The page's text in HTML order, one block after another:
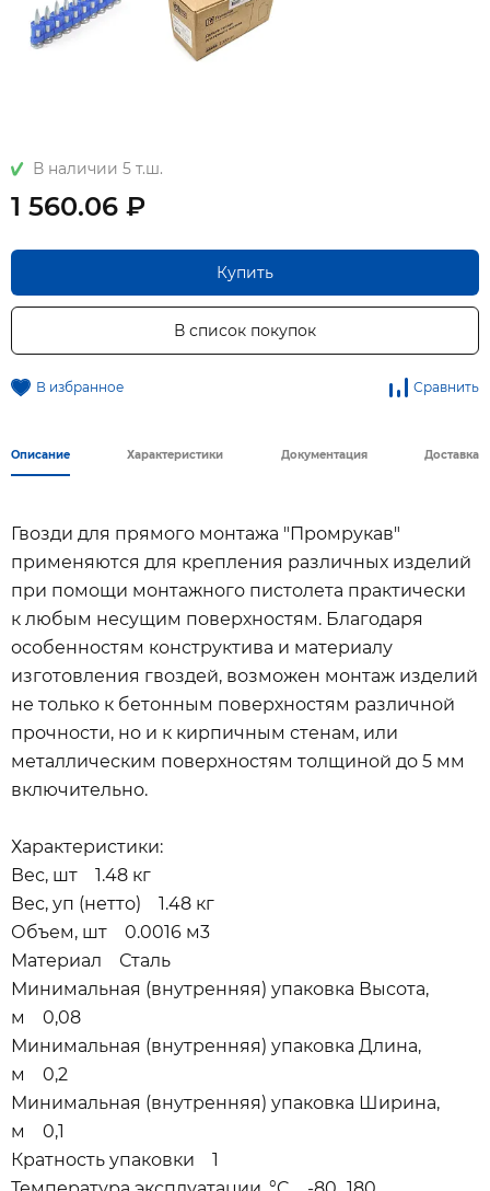
В наличии 5 т.ш.
1 560.06 ₽
Купить
В список покупок
В избранное Сравнить
Описание Характеристики Документация Доставка
Гвозди для прямого монтажа "Промрукав"
применяются для крепления различных изделий
при помощи монтажного пистолета практически
к любым несущим поверхностям. Благодаря
особенностям конструктива и материалу
изготовления гвоздей, возможен монтаж изделий
не только к бетонным поверхностям различной
прочности, но и к кирпичным стенам, или
металлическим поверхностям толщиной до 5 мм
включительно.
Характеристики:
Вес, шт 1.48 кг
Вес, уп (нетто) 1.48 кг
Объем, шт 0.0016 м3
Материал Сталь
Минимальная (внутренняя) упаковка Высота,
м 0,08
Минимальная (внутренняя) упаковка Длина,
м 0,2
Минимальная (внутренняя) упаковка Ширина,
м 0,1
Кратность упаковки 1